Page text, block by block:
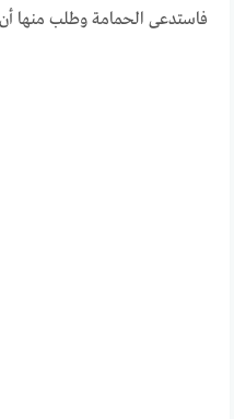
فاستدعى الحمامة وطلب منها